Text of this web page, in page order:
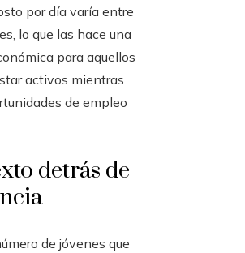
por día varía entre
lo que las hace una
para aquellos
activos mientras
de empleo
detrás de
de jóvenes que